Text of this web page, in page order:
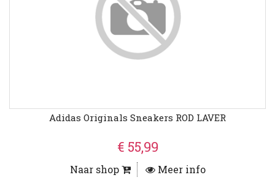
Adidas Originals Sneakers ROD LAVER
€ 55,99
Naar shop Meer info